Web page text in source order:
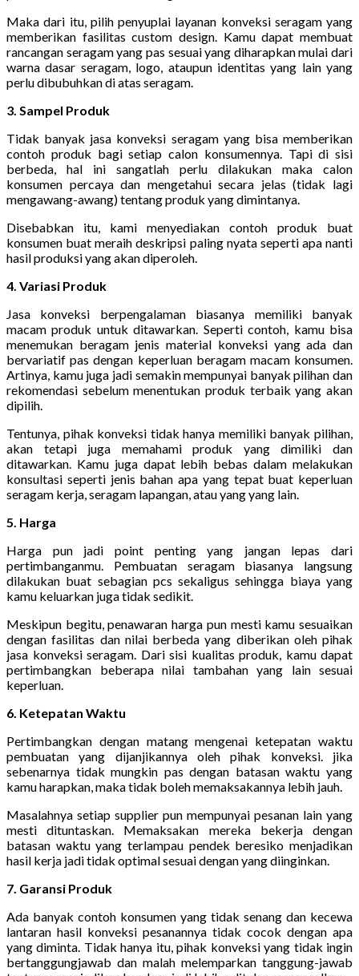
Maka dari itu, pilih penyuplai layanan konveksi seragam yang
memberikan fasilitas custom design. Kamu dapat membuat
rancangan seragam yang pas sesuai yang diharapkan mulai dari
warna dasar seragam, logo, ataupun identitas yang lain yang
perlu dibubuhkan di atas seragam.
3. Sampel Produk
Tidak banyak jasa konveksi seragam yang bisa memberikan
contoh produk bagi setiap calon konsumennya. Tapi di sisi
berbeda, hal ini sangatlah perlu dilakukan maka calon
konsumen percaya dan mengetahui secara jelas (tidak lagi
mengawang-awang) tentang produk yang dimintanya.
Disebabkan itu, kami menyediakan contoh produk buat
konsumen buat meraih deskripsi paling nyata seperti apa nanti
hasil produksi yang akan diperoleh.
4. Variasi Produk
Jasa konveksi berpengalaman biasanya memiliki banyak
macam produk untuk ditawarkan. Seperti contoh, kamu bisa
menemukan beragam jenis material konveksi yang ada dan
bervariatif pas dengan keperluan beragam macam konsumen.
Artinya, kamu juga jadi semakin mempunyai banyak pilihan dan
rekomendasi sebelum menentukan produk terbaik yang akan
dipilih.
Tentunya, pihak konveksi tidak hanya memiliki banyak pilihan,
akan tetapi juga memahami produk yang dimiliki dan
ditawarkan. Kamu juga dapat lebih bebas dalam melakukan
konsultasi seperti jenis bahan apa yang tepat buat keperluan
seragam kerja, seragam lapangan, atau yang yang lain.
5. Harga
Harga pun jadi point penting yang jangan lepas dari
pertimbanganmu. Pembuatan seragam biasanya langsung
dilakukan buat sebagian pcs sekaligus sehingga biaya yang
kamu keluarkan juga tidak sedikit.
Meskipun begitu, penawaran harga pun mesti kamu sesuaikan
dengan fasilitas dan nilai berbeda yang diberikan oleh pihak
jasa konveksi seragam. Dari sisi kualitas produk, kamu dapat
pertimbangkan beberapa nilai tambahan yang lain sesuai
keperluan.
6. Ketepatan Waktu
Pertimbangkan dengan matang mengenai ketepatan waktu
pembuatan yang dijanjikannya oleh pihak konveksi. jika
sebenarnya tidak mungkin pas dengan batasan waktu yang
kamu harapkan, maka tidak boleh memaksakannya lebih jauh.
Masalahnya setiap supplier pun mempunyai pesanan lain yang
mesti dituntaskan. Memaksakan mereka bekerja dengan
batasan waktu yang terlampau pendek beresiko menjadikan
hasil kerja jadi tidak optimal sesuai dengan yang diinginkan.
7. Garansi Produk
Ada banyak contoh konsumen yang tidak senang dan kecewa
lantaran hasil konveksi pesanannya tidak cocok dengan apa
yang diminta. Tidak hanya itu, pihak konveksi yang tidak ingin
bertanggungjawab dan malah melemparkan tanggung-jawab